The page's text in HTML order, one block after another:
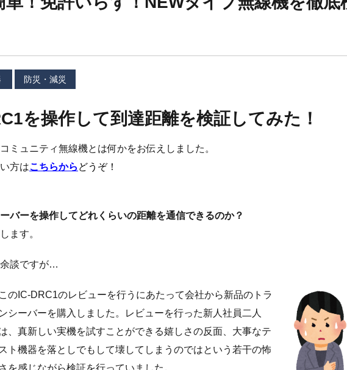
防災・減災
を操作して到達距離を検証してみた！
ミュニティ無線機とは何かをお伝えしました。
方はこちらから どうぞ！
バーを操作してどれくらいの距離を通信できるのか？
ます。
談ですが…
このIC-DRC1のレビューを行うにあたって会社から新品のトラ
ンシーバーを購入しました。レビューを行った新人社員二人
、真新しい実機を試すことができる嬉しさの反面、大事なテ
ト機器を落としでもして壊してしまうのではという若干の怖